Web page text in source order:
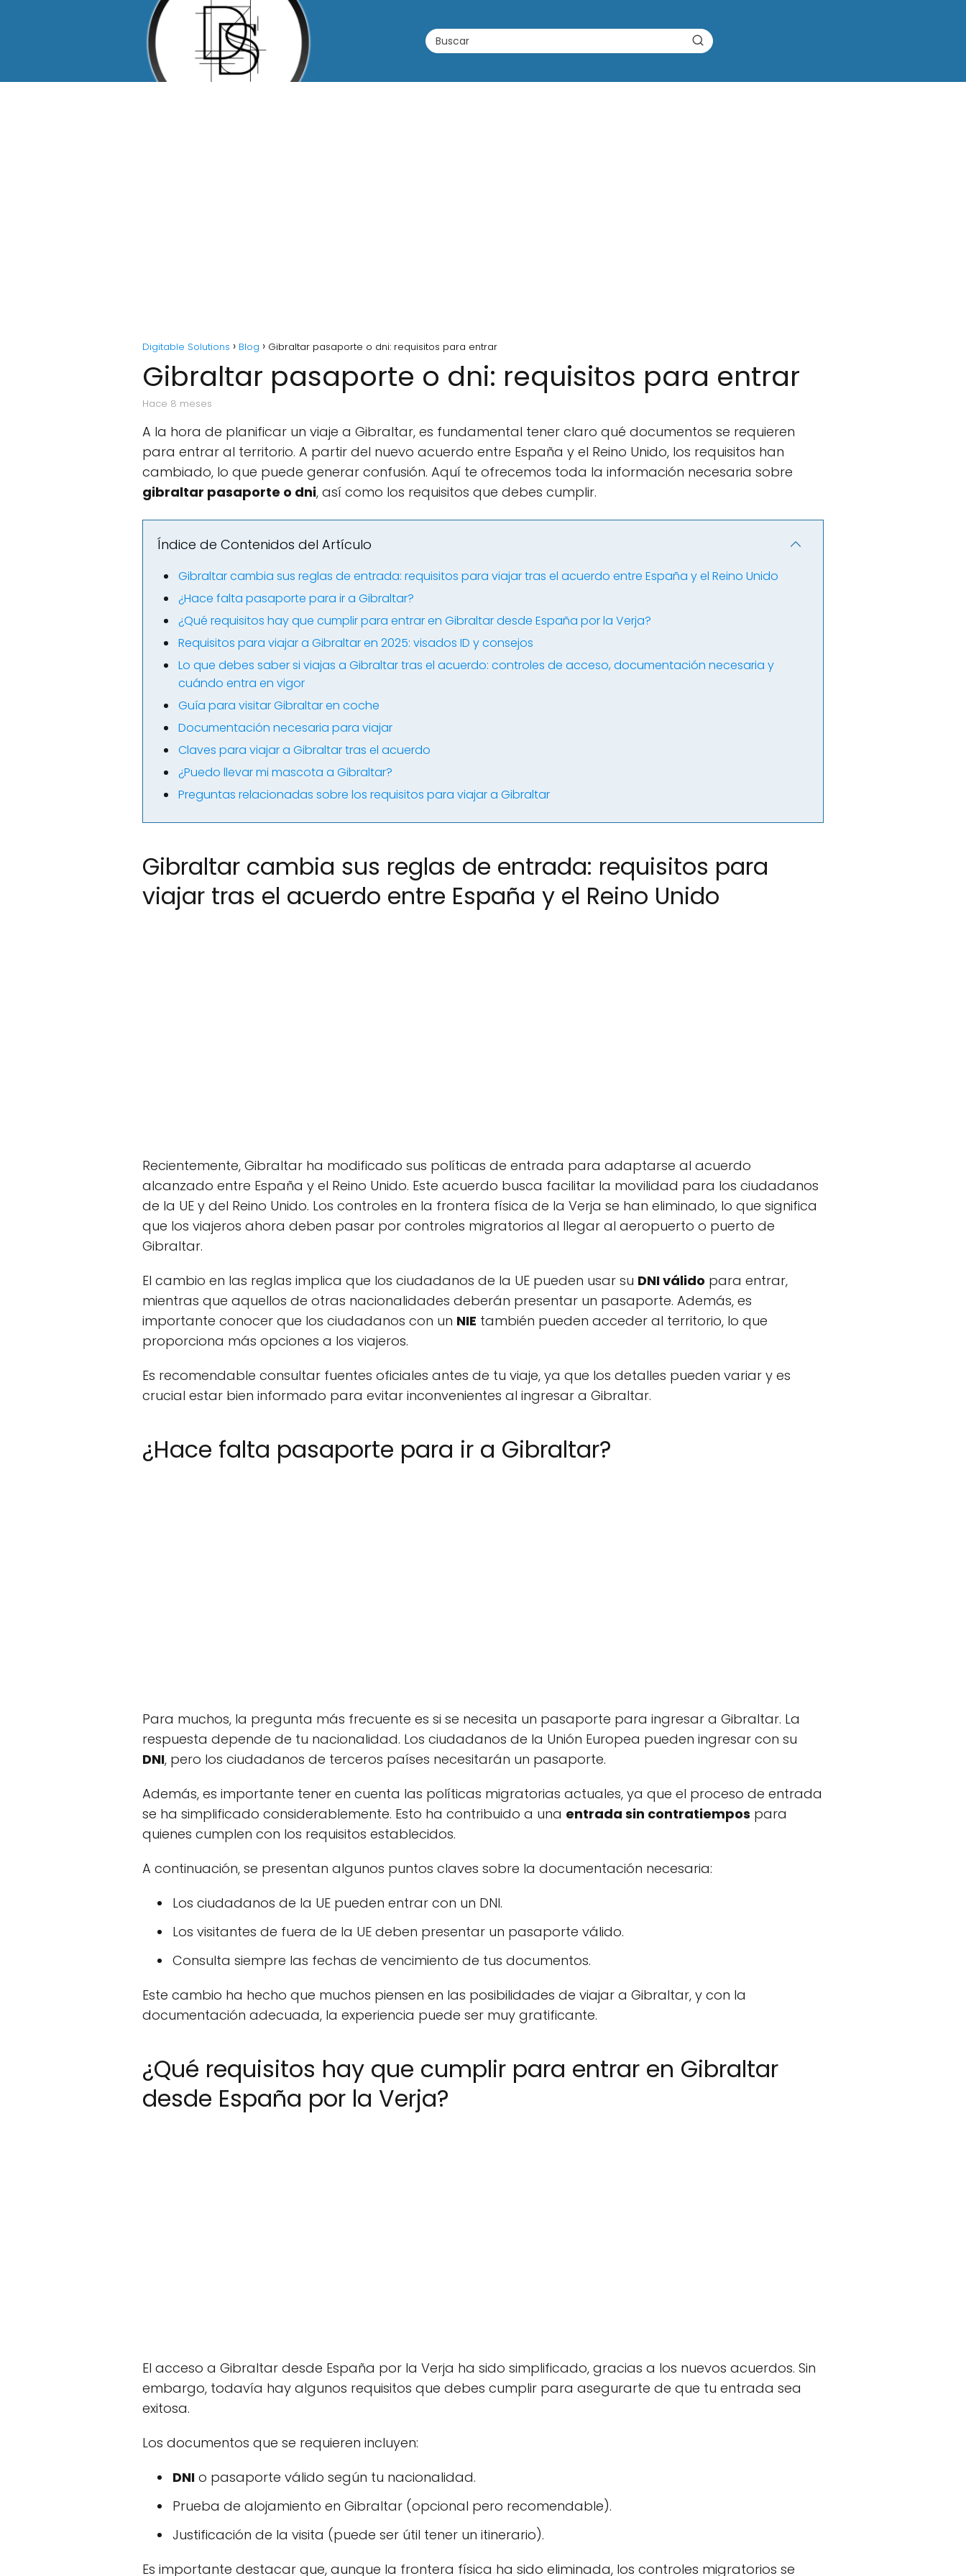
Digitable Solutions Blog Gibraltar pasaporte o dni: requisitos para entrar
Gibraltar pasaporte o dni: requisitos para entrar
hace 8 meses
A la hora de planificar un viaje a Gibraltar, es fundamental tener claro qué documentos se requieren
para entrar al territorio. A partir del nuevo acuerdo entre España y el Reino Unido, los requisitos han
cambiado, lo que puede generar confusión. Aquí te ofrecemos toda la información necesaria sobre
gibraltar pasaporte o dni, así como los requisitos que debes cumplir.
Índice de Contenidos del Artículo
Gibraltar cambia sus reglas de entrada: requisitos para viajar tras el acuerdo entre España y el Reino Unido
¿Hace falta pasaporte para ir a Gibraltar?
¿Qué requisitos hay que cumplir para entrar en Gibraltar desde España por la Verja?
Requisitos para viajar a Gibraltar en 2025: visados ID y consejos
Lo que debes saber si viajas a Gibraltar tras el acuerdo: controles de acceso, documentación necesaria y
cuándo entra en vigor
Guía para visitar Gibraltar en coche
Documentación necesaria para viajar
Claves para viajar a Gibraltar tras el acuerdo
¿Puedo llevar mi mascota a Gibraltar?
Preguntas relacionadas sobre los requisitos para viajar a Gibraltar
Gibraltar cambia sus reglas de entrada: requisitos para
viajar tras el acuerdo entre España y el Reino Unido
Recientemente, Gibraltar ha modificado sus políticas de entrada para adaptarse al acuerdo
alcanzado entre España y el Reino Unido. Este acuerdo busca facilitar la movilidad para los ciudadanos
de la UE y del Reino Unido. Los controles en la frontera física de la Verja se han eliminado, lo que significa
que los viajeros ahora deben pasar por controles migratorios al llegar al aeropuerto o puerto de
Gibraltar.
El cambio en las reglas implica que los ciudadanos de la UE pueden usar su DNI válido para entrar,
mientras que aquellos de otras nacionalidades deberán presentar un pasaporte. Además, es
importante conocer que los ciudadanos con un NIE también pueden acceder al territorio, lo que
proporciona más opciones a los viajeros.
Es recomendable consultar fuentes oficiales antes de tu viaje, ya que los detalles pueden variar y es
crucial estar bien informado para evitar inconvenientes al ingresar a Gibraltar.
¿Hace falta pasaporte para ir a Gibraltar?
Para muchos, la pregunta más frecuente es si se necesita un pasaporte para ingresar a Gibraltar. La
respuesta depende de tu nacionalidad. Los ciudadanos de la Unión Europea pueden ingresar con su
DNI, pero los ciudadanos de terceros países necesitarán un pasaporte.
Además, es importante tener en cuenta las políticas migratorias actuales, ya que el proceso de entrada
se ha simplificado considerablemente. Esto ha contribuido a una entrada sin contratiempos para
quienes cumplen con los requisitos establecidos.
A continuación, se presentan algunos puntos claves sobre la documentación necesaria:
Los ciudadanos de la UE pueden entrar con un DNI.
Los visitantes de fuera de la UE deben presentar un pasaporte válido.
Consulta siempre las fechas de vencimiento de tus documentos.
Este cambio ha hecho que muchos piensen en las posibilidades de viajar a Gibraltar, y con la
documentación adecuada, la experiencia puede ser muy gratificante.
¿Qué requisitos hay que cumplir para entrar en Gibraltar
desde España por la Verja?
El acceso a Gibraltar desde España por la Verja ha sido simplificado, gracias a los nuevos acuerdos. Sin
embargo, todavía hay algunos requisitos que debes cumplir para asegurarte de que tu entrada sea
exitosa.
Los documentos que se requieren incluyen:
DNI o pasaporte válido según tu nacionalidad.
Prueba de alojamiento en Gibraltar (opcional pero recomendable).
Justificación de la visita (puede ser útil tener un itinerario).
Es importante destacar que, aunque la frontera física ha sido eliminada, los controles migratorios se